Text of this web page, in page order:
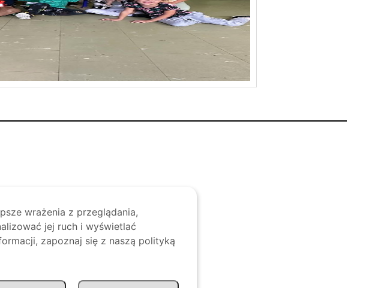
wrażenia z przeglądania,
jej ruch i wyświetlać
zapoznaj się z naszą polityką